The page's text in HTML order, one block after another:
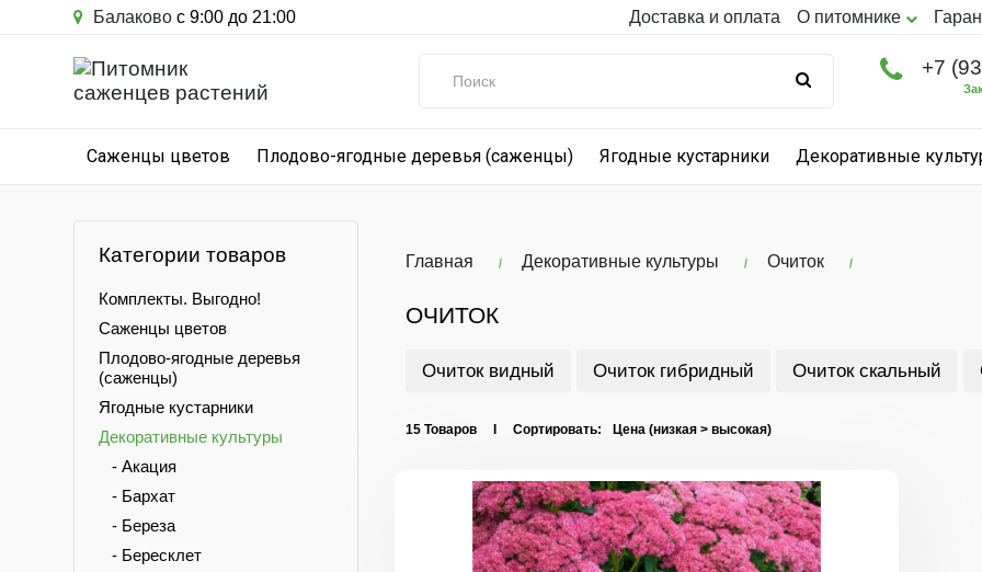
Балаково с 9:00 до 21:00 Доставка и оплата О питомнике
+7
Саженцы цветов Плодово-ягодные деревья (саженцы) Ягодные кустарники Декоративные
Категории товаров
Комплекты. Выгодно!
Саженцы цветов
Плодово-ягодные деревья
(саженцы)
Ягодные кустарники
Декоративные культуры
- Акация
- Бархат
- Береза
- Бересклет
Главная Декоративные культуры Очиток
ОЧИТОК
Очиток видный Очиток гибридный Очиток скальный
15 Товаров I Сортировать: